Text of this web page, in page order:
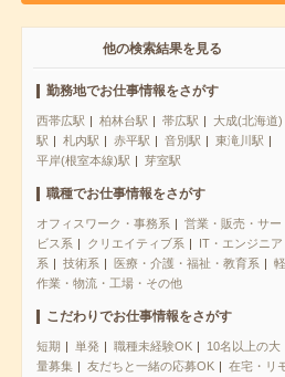
他の検索結果を見る
勤務地でお仕事情報をさがす
西帯広駅 柏林台駅 帯広駅
大成(北海道)
駅
札内駅 赤平駅 音別駅
東滝川駅
平岸(根室本線)駅
芽室駅
職種でお仕事情報をさがす
オフィスワーク・事務系
営業・販売・サー
ビス系
クリエイティブ系
IT・エンジニア
系
技術系 医療・介護・福祉・教育系
軽
作業・物流・工場・その他
こだわりでお仕事情報をさがす
短期 単発 職種未経験OK
10名以上の大
量募集
友だちと一緒の応募OK
在宅・リ